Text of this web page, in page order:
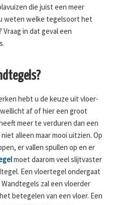
die juist een meer
weten welke tegelsoort het
in dat geval een
hebt u de keuze uit vloer-
af of hier een groot
meer te verduren dan een
alleen maar mooi uitzien. Op
er vallen spullen op en er
moet daarom veel slijtvaster
Een vloertegel ondergaat
zal een vloerder
betegelen van een vloer. Een